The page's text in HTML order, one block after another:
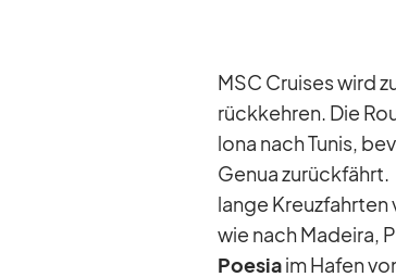
MSC Crui­ses wird
rück­keh­ren. Die
lona nach Tu­nis,
Ge­nua
lange Kreuz­fahr­ten
wie nach Ma­deira,
Poe­siaim Ha­fen